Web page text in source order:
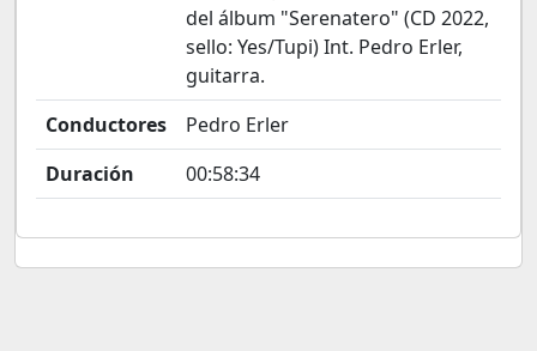
del álbum "Serenatero" (CD 2022,
sello: Yes/Tupi) Int. Pedro Erler,
guitarra.
Conductores
Pedro Erler
Duración
00:58:34